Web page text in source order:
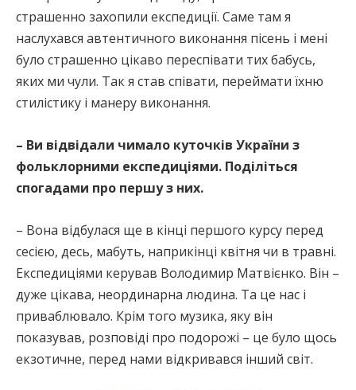
страшенно захопили експедиції. Саме там я
наслухався автентичного виконання пісень і мені
було страшенно цікаво переспівати тих бабусь,
яких ми чули. Так я став співати, переймати їхню
стилістику і манеру виконання.
– Ви відвідали чимало куточків України з
фольклорними експедиціями. Поділіться
спогадами про першу з них.
– Вона відбулася ще в кінці першого курсу перед
сесією, десь, мабуть, наприкінці квітня чи в травні.
Експедиціями керував Володимир Матвієнко. Він –
дуже цікава, неординарна людина. Та це нас і
приваблювало. Крім того музика, яку він
показував, розповіді про подорожі – це було щось
екзотичне, перед нами відкривався інший світ.